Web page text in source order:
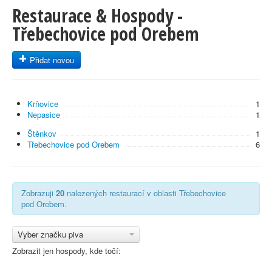
Restaurace & Hospody -
Třebechovice pod Orebem
Přidat novou
Krňovice
1
Nepasice
1
Štěnkov
1
Třebechovice pod Orebem
6
Zobrazuji 20 nalezených restaurací v oblasti Třebechovice
pod Orebem.
Vyber značku piva
Zobrazit jen hospody, kde točí: